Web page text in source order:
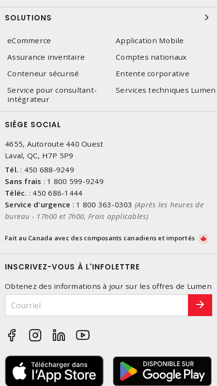
SOLUTIONS
eCommerce
Application Mobile
Assurance inventaire
Comptes nationaux
Conteneur sécurisé
Entente corporative
Service pour consultant-
intégrateur
Services techniques Lumen
SIÈGE SOCIAL
4655, Autoroute 440 Ouest
Laval, QC, H7P 5P9
Tél. : 450 688-9249
Sans frais : 1 800 599-9249
Téléc. : 450 686-1444
Service d'urgence : 1 800 363-0303 (Après les heures de
bureau - 17h00 et 7h00, Frais applicables)
Fait au Canada avec des composants canadiens et importés
INSCRIVEZ-VOUS À L'INFOLETTRE
Obtenez des informations à jour sur les offres de Lumen